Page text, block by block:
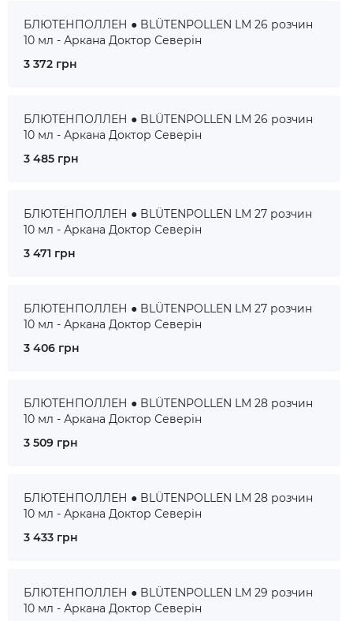
БЛЮТЕНПОЛЛЕН ● BLÜTENPOLLEN LM 26 розчин
10 мл - Аркана Доктор Северін
3 372 грн
БЛЮТЕНПОЛЛЕН ● BLÜTENPOLLEN LM 26 розчин
10 мл - Аркана Доктор Северін
3 485 грн
БЛЮТЕНПОЛЛЕН ● BLÜTENPOLLEN LM 27 розчин
10 мл - Аркана Доктор Северін
3 471 грн
БЛЮТЕНПОЛЛЕН ● BLÜTENPOLLEN LM 27 розчин
10 мл - Аркана Доктор Северін
3 406 грн
БЛЮТЕНПОЛЛЕН ● BLÜTENPOLLEN LM 28 розчин
10 мл - Аркана Доктор Северін
3 509 грн
БЛЮТЕНПОЛЛЕН ● BLÜTENPOLLEN LM 28 розчин
10 мл - Аркана Доктор Северін
3 433 грн
БЛЮТЕНПОЛЛЕН ● BLÜTENPOLLEN LM 29 розчин
10 мл - Аркана Доктор Северін